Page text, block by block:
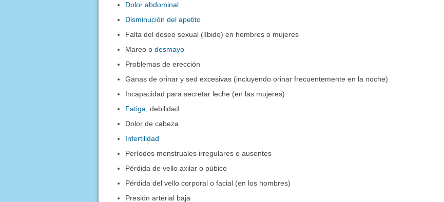
Dolor abdominal
Disminución del apetito
Falta del deseo sexual (líbido) en hombres o mujeres
Mareo odesmayo
Problemas de erección
Ganas de orinar y sed excesivas (incluyendo orinar frecuentemente en la noche)
Incapacidad para secretar leche (en las mujeres)
Fatiga, debilidad
Dolor de cabeza
Infertilidad
Períodos menstruales irregulares o ausentes
Pérdida de vello axilar o púbico
Pérdida del vello corporal o facial (en los hombres)
Presión arterial baja